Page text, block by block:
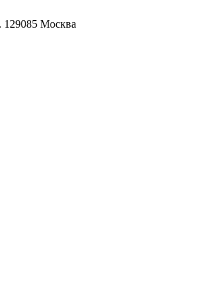
129085 Москва